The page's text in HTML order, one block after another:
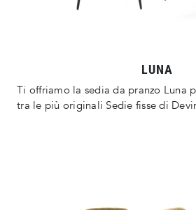
LUNA
Ti offriamo la sedia da pranzo Luna
tra le più originali Sedie fisse di